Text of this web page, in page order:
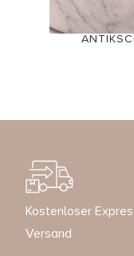
Kostenloser
Versand